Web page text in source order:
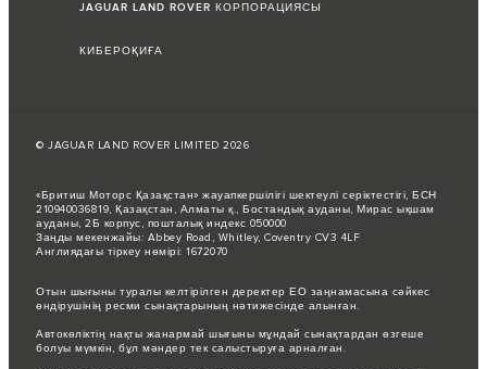
JAGUAR LAND ROVER КОРПОРАЦИЯСЫ
КИБЕРОҚИҒА
© JAGUAR LAND ROVER LIMITED 2026
«Бритиш Моторс Қазақстан» жауапкершілігі шектеулі серіктестігі, БСН
210940036819, Қазақстан, Алматы қ., Бостандық ауданы, Мирас ықшам
ауданы, 2Б корпус, пошталық индекс 050000
Заңды мекенжайы: Abbey Road, Whitley, Coventry CV3 4LF
Англиядағы тіркеу нөмірі: 1672070
Отын шығыны туралы келтірілген деректер ЕО заңнамасына сәйкес
өндірушінің ресми сынақтарының нәтижесінде алынған.
Автокөліктің нақты жанармай шығыны мұндай сынақтардан өзгеше
болуы мүмкін, бұл мәндер тек салыстыруға арналған.